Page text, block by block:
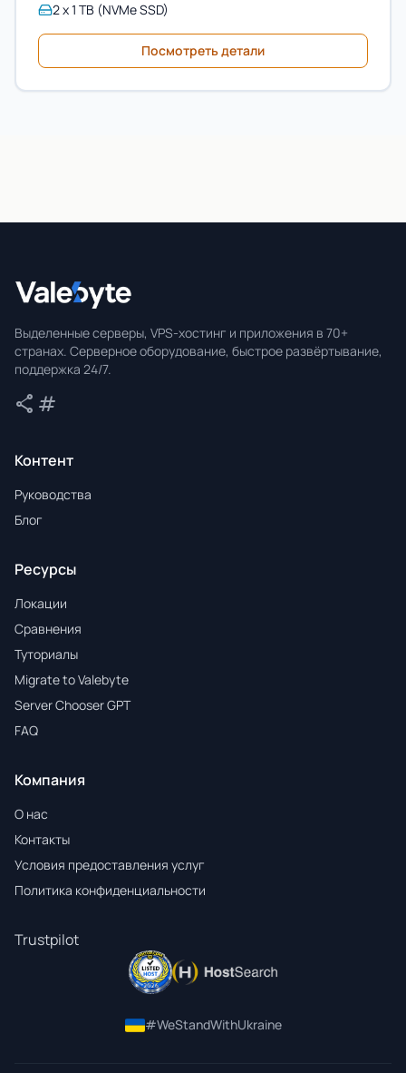
2 x 1 TB (NVMe SSD)
Посмотреть детали
Выделенные серверы, VPS-хостинг и приложения в 70+
странах. Серверное оборудование, быстрое развёртывание,
поддержка 24/7.
share Поделиться
tag
Контент
Руководства
Блог
Ресурсы
Локации
Сравнения
Туториалы
Migrate to Valebyte
Server Chooser GPT
FAQ
Компания
О нас
Контакты
Условия предоставления услуг
Политика конфиденциальности
Trustpilot
#WeStandWithUkraine